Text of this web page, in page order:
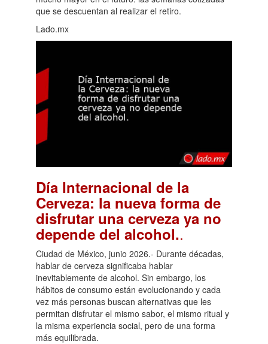
que se descuentan al realizar el retiro.
Lado.mx
Día Internacional de la
Cerveza: la nueva forma de
disfrutar una cerveza ya no
depende del alcohol..
Ciudad de México, junio 2026.- Durante décadas,
hablar de cerveza significaba hablar
inevitablemente de alcohol. Sin embargo, los
hábitos de consumo están evolucionando y cada
vez más personas buscan alternativas que les
permitan disfrutar el mismo sabor, el mismo ritual y
la misma experiencia social, pero de una forma
más equilibrada.